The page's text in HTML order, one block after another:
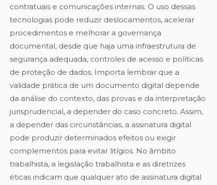
contratuais e comunicações internas. O uso dessas
tecnologias pode reduzir deslocamentos, acelerar
procedimentos e melhorar a governança
documental, desde que haja uma infraestrutura de
segurança adequada, controles de acesso e políticas
de proteção de dados. Importa lembrar que a
validade prática de um documento digital depende
da análise do contexto, das provas e da interpretação
jurisprudencial, a depender do caso concreto. Assim,
a depender das circunstâncias, a assinatura digital
pode produzir determinados efeitos ou exigir
complementos para evitar litígios. No âmbito
trabalhista, a legislação trabalhista e as diretrizes
éticas indicam que qualquer ato de assinatura digital